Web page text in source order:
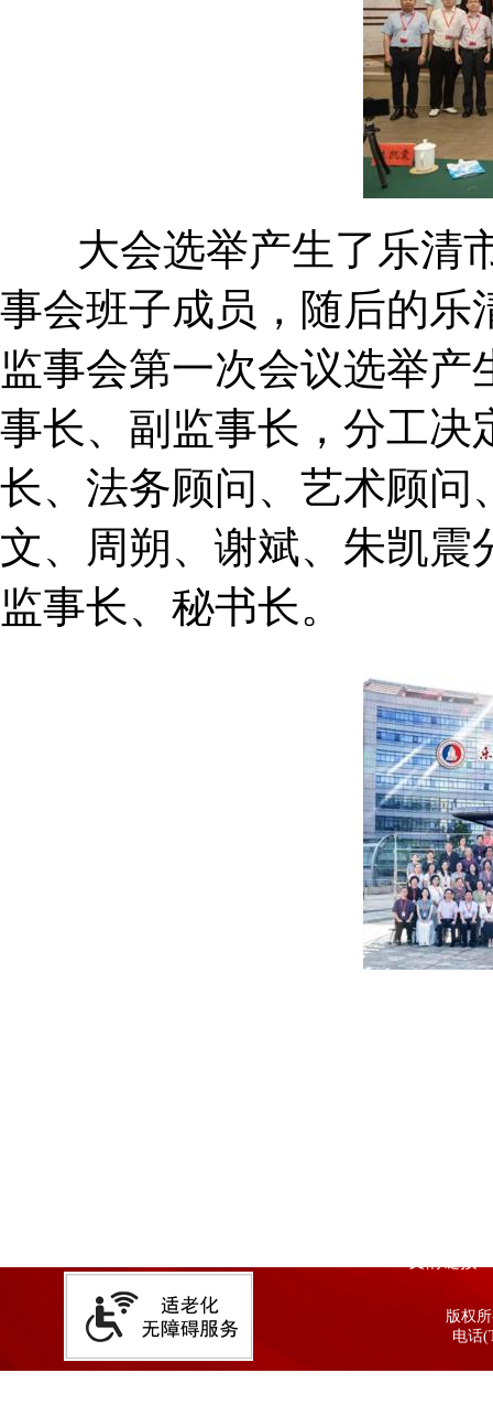
大会选举产生了乐清市
事会班子成员，随后的乐
监事会第一次会议选举
事长、副监事长，分工决
长、法务顾问、艺术顾问
文、周朔、谢斌、朱凯震
监事长、秘书长。
版权
电话